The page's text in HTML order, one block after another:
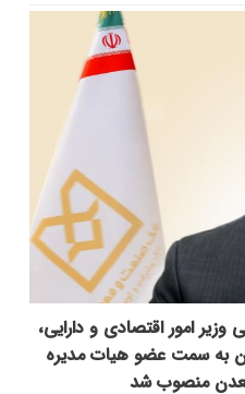
امور اقتصادی و دارایی،
به سمت عضو هیات مدیره
منصوب شد